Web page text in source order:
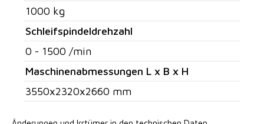
1000 kg
Schleifspindeldrehzahl
0 - 1500 /min
Maschinenabmessungen L x B x H
3550x2320x2660 mm